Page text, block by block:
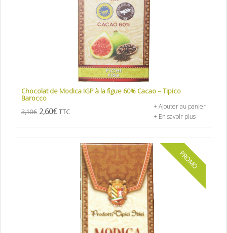
Chocolat de Modica IGP à la figue 60% Cacao – Tipico
Barocco
3,10€ 2,60€ TTC
+ Ajouter au panier
+ En savoir plus
PROMO